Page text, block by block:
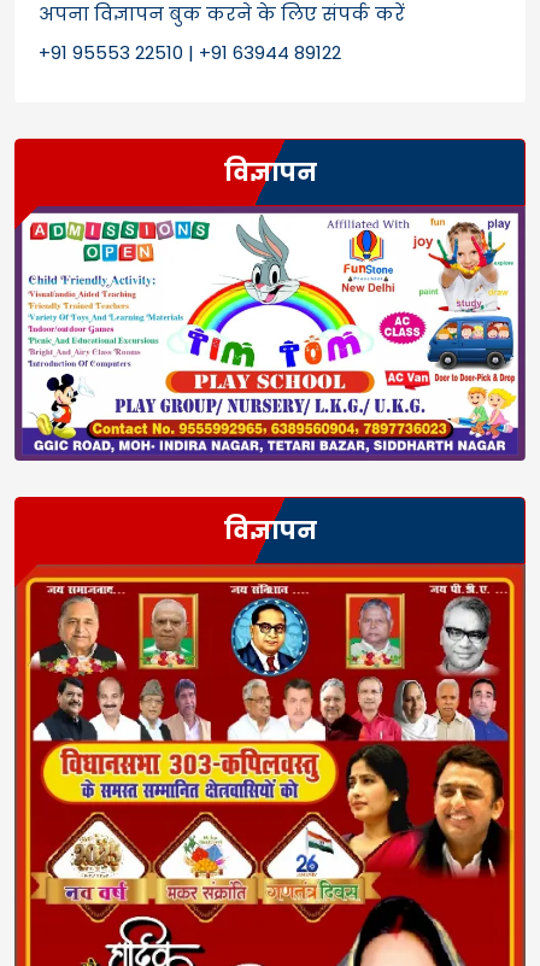
अपना विज्ञापन बुक करने के लिए संपर्क करें
+91 95553 22510 | +91 63944 89122
विज्ञापन
विज्ञापन